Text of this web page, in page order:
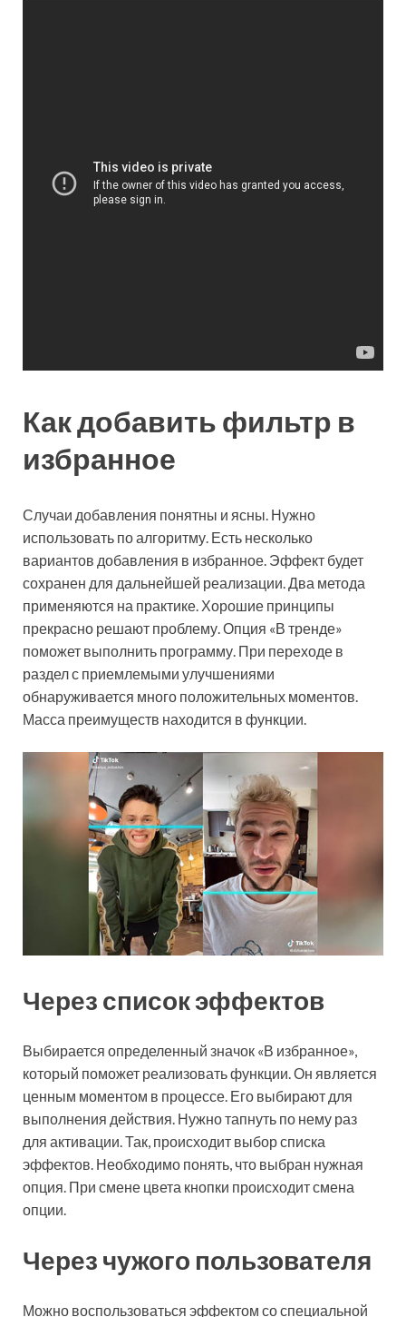
Как добавить фильтр в
избранное
Случаи добавления понятны и ясны. Нужно
использовать по алгоритму. Есть несколько
вариантов добавления в избранное. Эффект будет
сохранен для дальнейшей реализации. Два метода
применяются на практике. Хорошие принципы
прекрасно решают проблему. Опция «В тренде»
поможет выполнить программу. При переходе в
раздел с приемлемыми улучшениями
обнаруживается много положительных моментов.
Масса преимуществ находится в функции.
Через список эффектов
Выбирается определенный значок «В избранное»,
который поможет реализовать функции. Он является
ценным моментом в процессе. Его выбирают для
выполнения действия. Нужно тапнуть по нему раз
для активации. Так, происходит выбор списка
эффектов. Необходимо понять, что выбран нужная
опция. При смене цвета кнопки происходит смена
опции.
Через чужого пользователя
Можно воспользоваться эффектом со специальной